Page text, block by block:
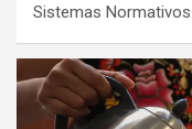
Sistemas Normativos…